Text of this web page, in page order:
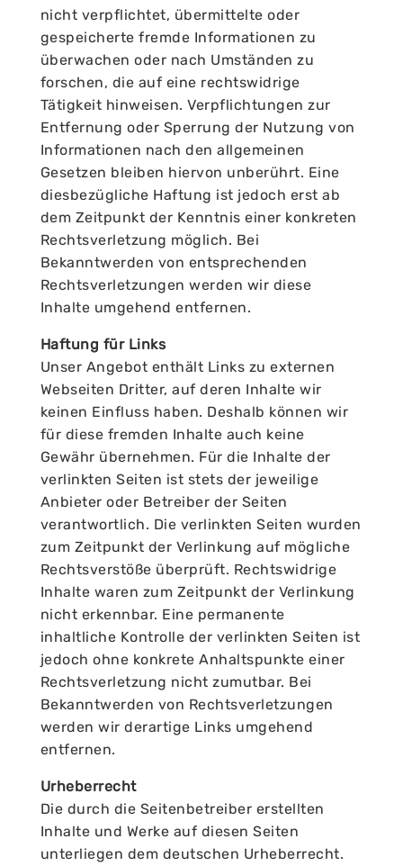
nicht verpflichtet, übermittelte oder
gespeicherte fremde Informationen zu
überwachen oder nach Umständen zu
forschen, die auf eine rechtswidrige
Tätigkeit hinweisen. Verpflichtungen zur
Entfernung oder Sperrung der Nutzung von
Informationen nach den allgemeinen
Gesetzen bleiben hiervon unberührt. Eine
diesbezügliche Haftung ist jedoch erst ab
dem Zeitpunkt der Kenntnis einer konkreten
Rechtsverletzung möglich. Bei
Bekanntwerden von entsprechenden
Rechtsverletzungen werden wir diese
Inhalte umgehend entfernen.
Haftung für Links
Unser Angebot enthält Links zu externen
Webseiten Dritter, auf deren Inhalte wir
keinen Einfluss haben. Deshalb können wir
für diese fremden Inhalte auch keine
Gewähr übernehmen. Für die Inhalte der
verlinkten Seiten ist stets der jeweilige
Anbieter oder Betreiber der Seiten
verantwortlich. Die verlinkten Seiten wurden
zum Zeitpunkt der Verlinkung auf mögliche
Rechtsverstöße überprüft. Rechtswidrige
Inhalte waren zum Zeitpunkt der Verlinkung
nicht erkennbar. Eine permanente
inhaltliche Kontrolle der verlinkten Seiten ist
jedoch ohne konkrete Anhaltspunkte einer
Rechtsverletzung nicht zumutbar. Bei
Bekanntwerden von Rechtsverletzungen
werden wir derartige Links umgehend
entfernen.
Urheberrecht
Die durch die Seitenbetreiber erstellten
Inhalte und Werke auf diesen Seiten
unterliegen dem deutschen Urheberrecht.